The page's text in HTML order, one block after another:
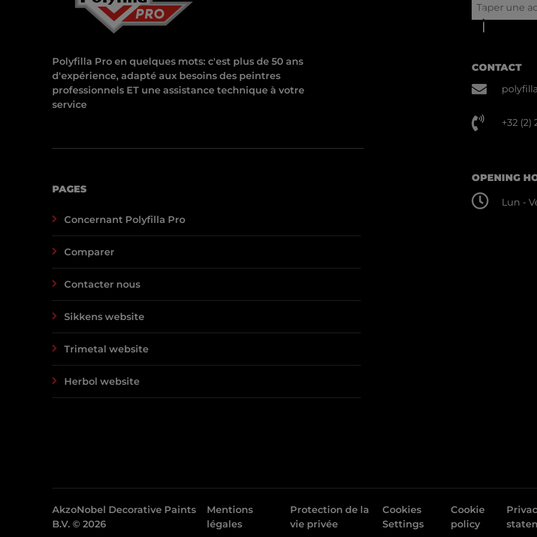
Polyfilla Pro en quelques mots: c'est plus de 50 ans
d'expérience, adapté aux besoins des peintres
professionnels ET une assistance technique à votre
service
PAGES
Concernant Polyfilla Pro
Comparer
Contacter nous
Sikkens website
Trimetal website
Herbol website
CONTACT
+32 (2)
OPENING
Lun -
AkzoNobel Decorative Paints
B.V. © 2026
Mentions
légales
Protection de la
vie privée
Cookies
Settings
Cookie
policy